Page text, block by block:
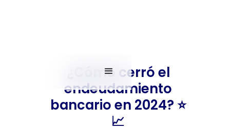
¿Cómo cerró el
endeudamiento
bancario en 2024? ⭐️
📈